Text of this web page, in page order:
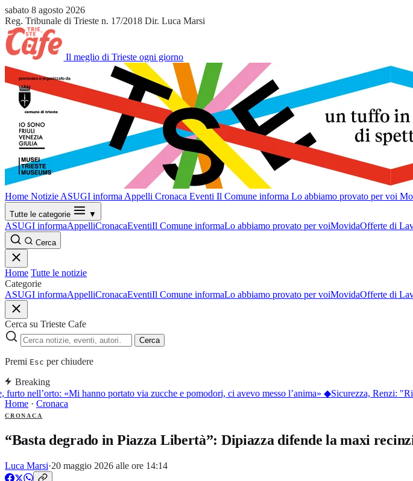
sabato 8 agosto 2026
Reg. Tribunale di Trieste n. 17/2018 Dir. Luca Marsi
Il meglio di Trieste ogni giorno
Home Notizie ASUGI informa Appelli Cronaca Eventi Il Comune informa Lo abbiamo provato per voi
Tutte le categorie ▼
ASUGI informaAppelliCronacaEventiIl Comune informaLo abbiamo provato per voiMovidaOfferte di
Cerca
Home Tutte le notizie
Categorie
ASUGI informaAppelliCronacaEventiIl Comune informaLo abbiamo provato per voiMovidaOfferte di
Cerca su Trieste Cafe
Cerca
Premi Esc per chiudere
Breaking
nell’orto: «Mi hanno portato via zucche e pomodori, ci avevo messo l’anima»◆Sicurezza, Renzi:
Home · Cronaca
CRONACA
“Basta degrado in Piazza Libertà”: Dipiazza difende la maxi
Luca Marsi·20 maggio 2026 alle ore 14:14